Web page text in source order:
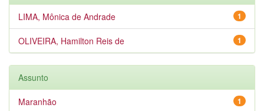
1
LIMA, Mônica de Andrade
1
OLIVEIRA, Hamilton Reis de
Assunto
1
Maranhão